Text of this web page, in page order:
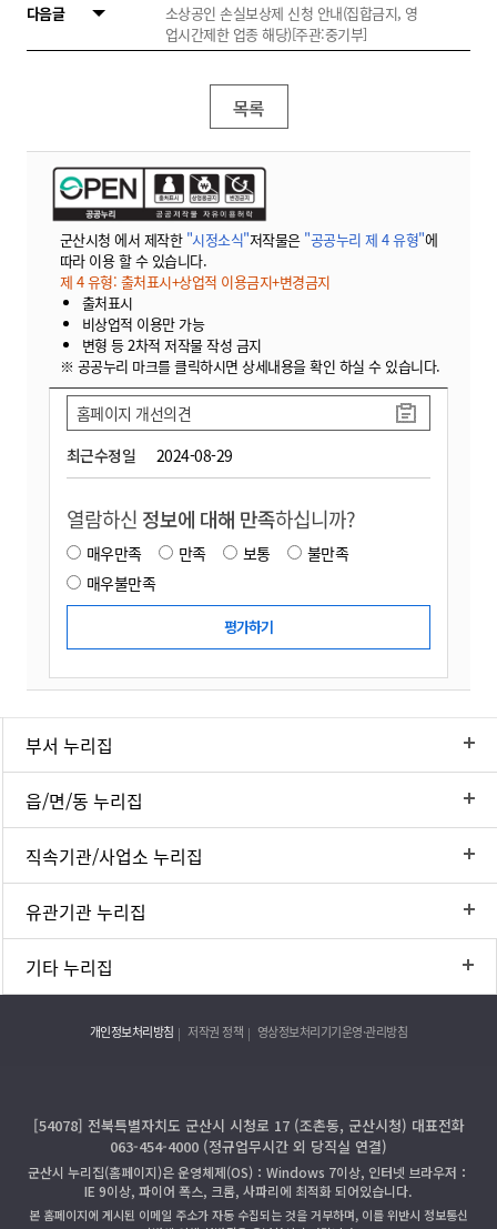
다음글
소상공인 손실보상제 신청 안내(집합금지, 영
업시간제한 업종 해당)[주관:중기부]
목록
군산시청 에서 제작한 "시정소식"저작물은 "공공누리 제 4 유형"에
따라 이용 할 수 있습니다.
제 4 유형: 출처표시+상업적 이용금지+변경금지
출처표시
비상업적 이용만 가능
변형 등 2차적 저작물 작성 금지
※ 공공누리 마크를 클릭하시면 상세내용을 확인 하실 수 있습니다.
최근수정일 2024-08-29
홈페이지 개선의견
열람하신 정보에 대해 만족하십니까?
매우만족 만족 보통
불만족
매우불만족
부서 누리집
읍/면/동 누리집
직속기관/사업소 누리집
유관기관 누리집
기타 누리집
개인정보처리방침 저작권 정책 영상정보처리기기운영·관리방침
[54078] 전북특별자치도 군산시 시청로 17 (조촌동, 군산시청) 대표전화
063-454-4000 (정규업무시간 외 당직실 연결)
군산시 누리집(홈페이지)은 운영체제(OS)：Windows 7이상, 인터넷 브라우저：
IE 9이상, 파이어 폭스, 크롬, 사파리에 최적화 되어있습니다.
본 홈페이지에 게시된 이메일 주소가 자동 수집되는 것을 거부하며, 이를 위반시 정보통신